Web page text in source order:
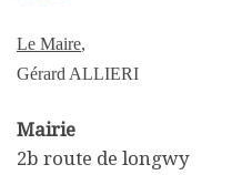
Le Maire,
Gérard ALLIERI
Mairie
2b route de longwy